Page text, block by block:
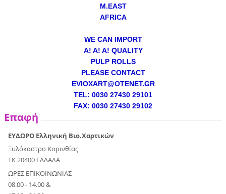
M.EAST
AFRICA
WE CAN IMPORT
A! A! A! QUALITY
PULP ROLLS
PLEASE CONTACT
EVIOXART@OTENET.GR
TEL: 0030 27430 29101
FAX: 0030 27430 29102
Επαφή
ΕΥΔΩΡΟ Ελληνική Βιο.Χαρτικών
Ξυλόκαστρο Κορινθίας
ΤΚ 20400 ΕΛΛΑΔΑ
ΩΡΕΣ ΕΠΙΚΟΙΝΩΝΙΑΣ
08.00 - 14.00 &